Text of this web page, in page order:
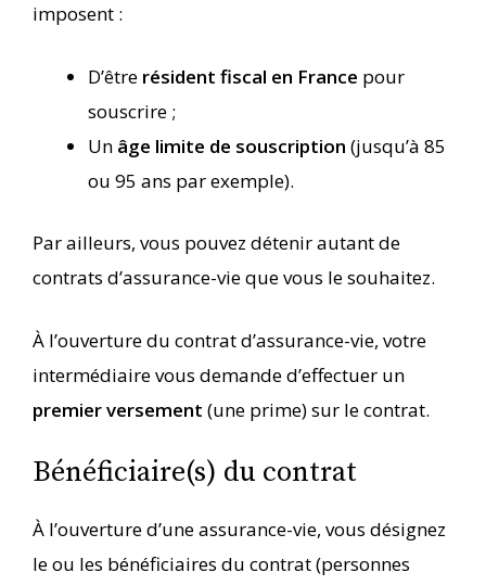
imposent :
D’être résident fiscal en France pour
souscrire ;
Un âge limite de souscription (jusqu’à 85
ou 95 ans par exemple).
Par ailleurs, vous pouvez détenir autant de
contrats d’assurance-vie que vous le souhaitez.
À l’ouverture du contrat d’assurance-vie, votre
intermédiaire vous demande d’effectuer un
premier versement (une prime) sur le contrat.
Bénéficiaire(s) du contrat
À l’ouverture d’une assurance-vie, vous désignez
le ou les bénéficiaires du contrat (personnes